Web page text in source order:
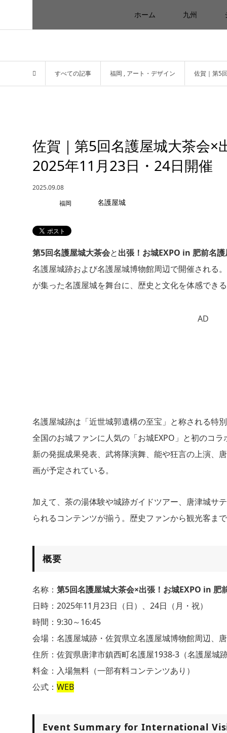
ホーム 九州
すべての記事 福岡 , アート・デザイン 佐賀｜第5
佐賀｜第5回名護屋城大茶会×
2025年11月23日・24日開催
2025.09.08
福岡
第5回名護屋城大茶会と出張！お城EXPO in 肥前名
名護屋城跡および名護屋城博物館周辺で開催される
が集った名護屋城を舞台に、歴史と文化を体感でき
AD
名護屋城跡は「近世城郭遺構の至宝」と称される特
全国のお城ファンに人気の「お城EXPO」と初のコ
新の発掘成果発表、武将隊演舞、能や狂言の上演、
画が予定されている。
加えて、茶の湯体験や城跡ガイドツアー、唐津城サ
られるコンテンツが揃う。歴史ファンから観光客ま
概要
名称： 第5回名護屋城大茶会×出張！お城EXPO in 肥
日時：2025年11月23日（日）、24日（月・祝）
時間：9:30～16:45
会場：名護屋城跡・佐賀県立名護屋城博物館周辺、
住所：佐賀県唐津市鎮西町名護屋1938-3（名護屋城
料金：入場無料（一部有料コンテンツあり）
公式： WEB
Event Summary for International